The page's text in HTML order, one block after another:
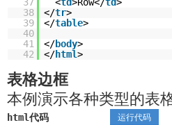
38
</tr>
39
</table>
40
41
</body>
42
</html>
表格边框
本例演示各种类型的表
html代码 运行代码